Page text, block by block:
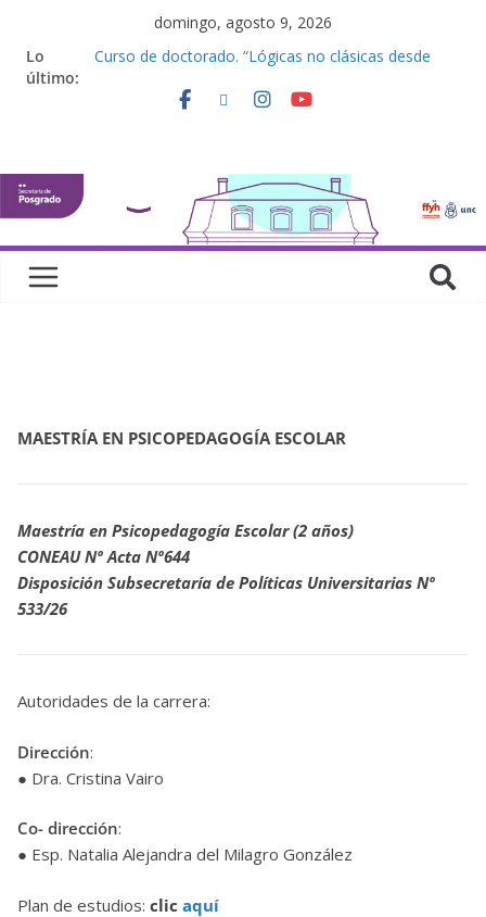
domingo, agosto 9, 2026
Lo
último:
Curso de doctorado. “Lógicas no clásicas desde
Seminario de posgrado. “Debates Actuales en
Curso de doctorado “Mirar, juzgar, sentir”
Defensas de Tesis y Trabajos Finales | Agosto
MAESTRÍA EN PSICOPEDAGOGÍA ESCOLAR
Maestría en Psicopedagogía Escolar (2 años)
CONEAU Nº Acta Nº644
Disposición Subsecretaría de Políticas Universitarias Nº
533/26
Autoridades de la carrera:
Dirección:
● Dra. Cristina Vairo
Co- dirección:
● Esp. Natalia Alejandra del Milagro González
Plan de estudios: clic aquí